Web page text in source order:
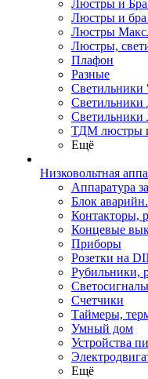
Люстры и Бра
Люстры и бра
Люстры
Люстры,
Плафон
Разные
Светильники
Светильники
ТДМ люстры
Ещё
Низковольтная
Аппаратура
Блок
Контакторы,
Концевые
Приборы
Розетки на
Рубильники,
Счетчики
Таймеры,
Умный дом
Устройства
Ещё